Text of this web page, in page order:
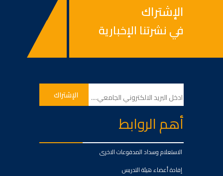
الإشتراك
في نشرتنا الإخبارية
أهم الروابط
الاستعلام وسداد المدفوعات الاخرى
إفادة أعضاء هيئة التدريس